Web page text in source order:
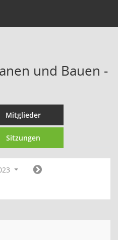
und Bauen -
Mitglieder
Sitzungen